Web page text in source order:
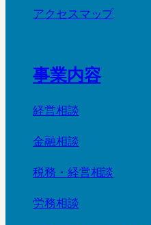
アクセスマップ
事業内容
経営相談
金融相談
税務・経営相談
労務相談